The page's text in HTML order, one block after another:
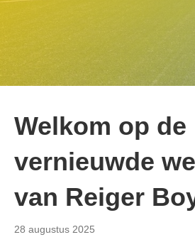
Welkom op de
vernieuwde
van Reiger
28 augustus 2025